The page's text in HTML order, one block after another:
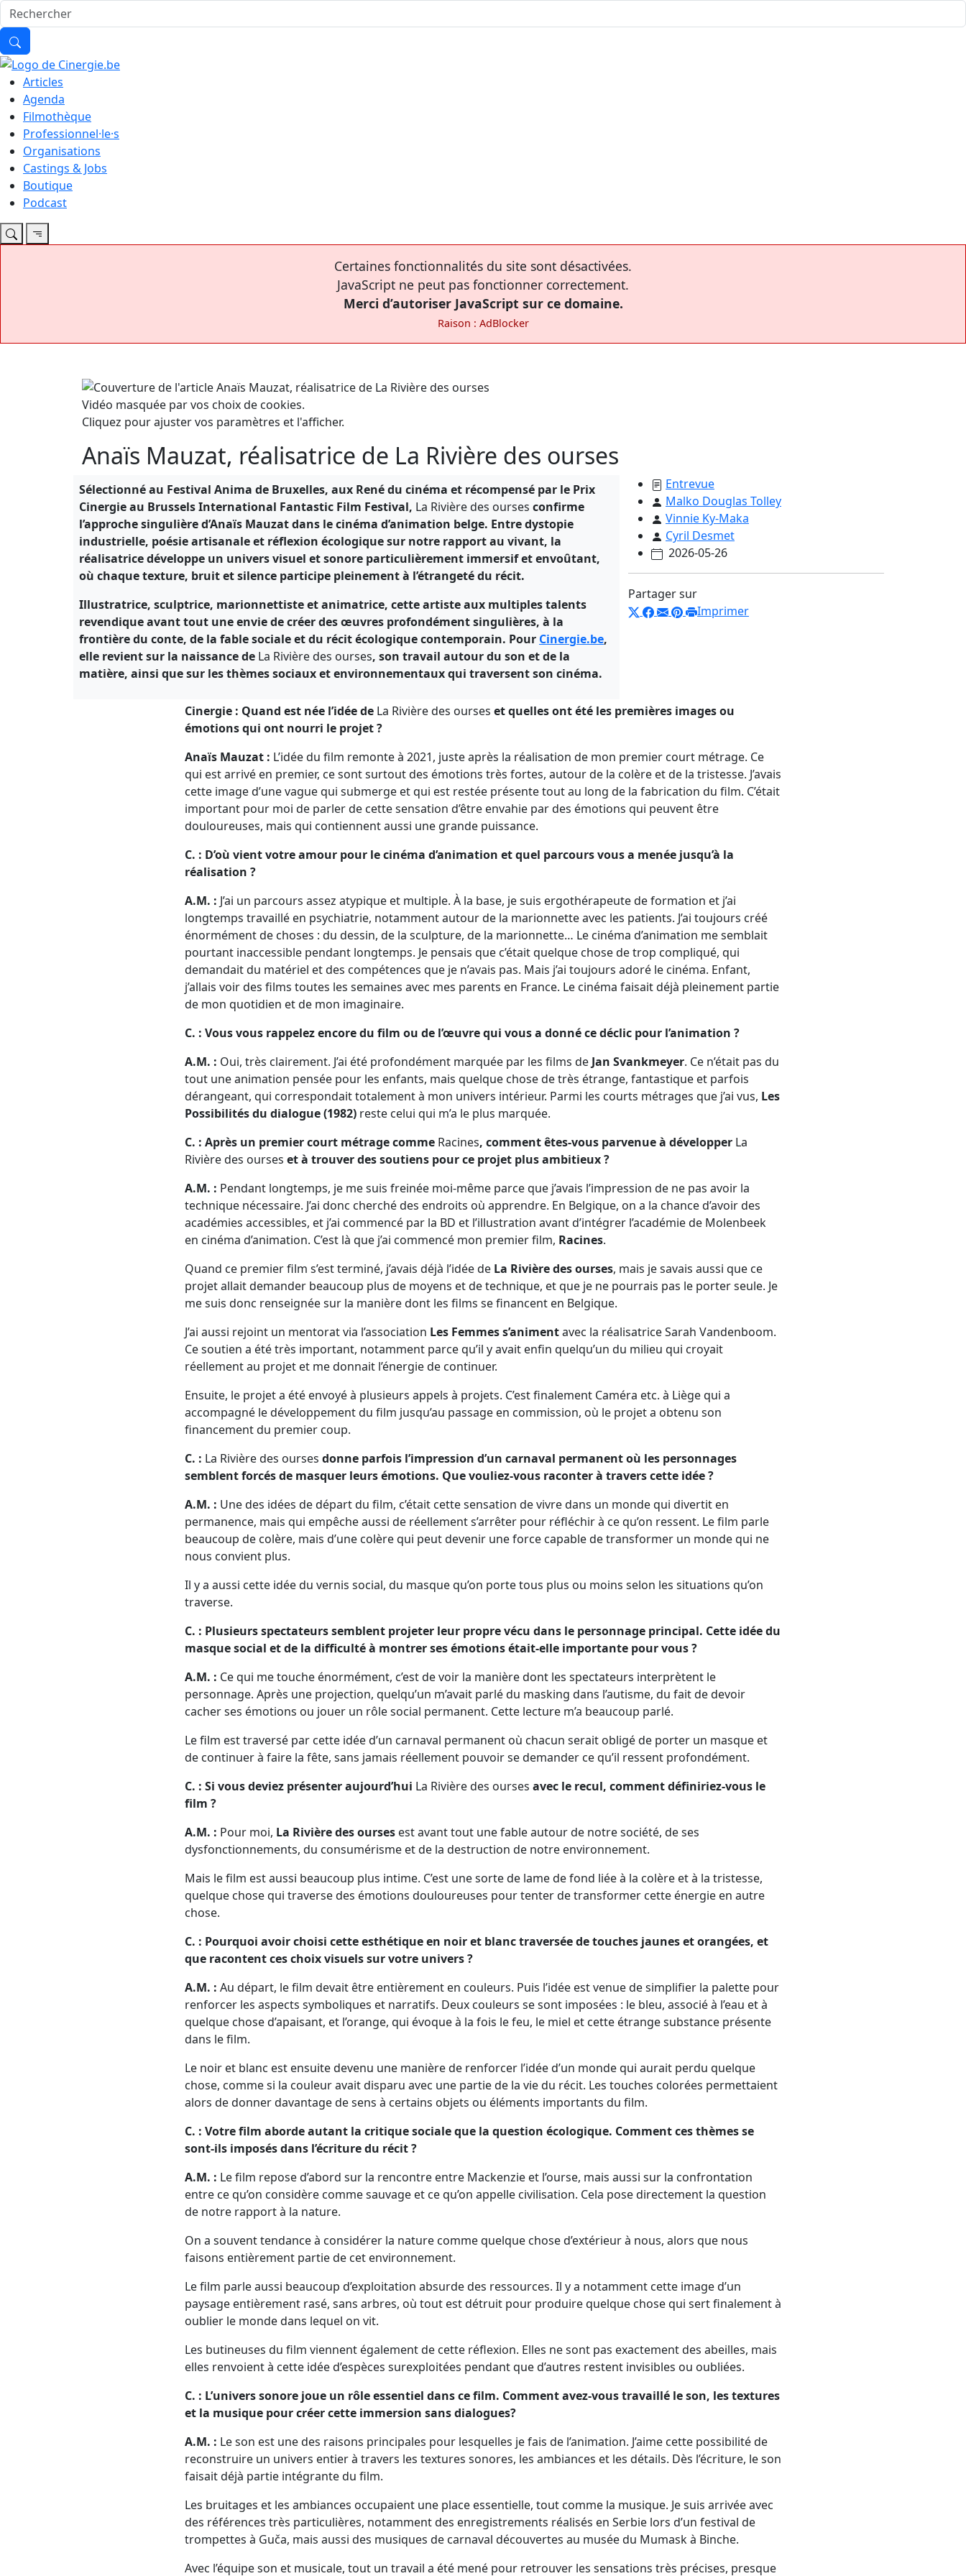
Articles
Agenda
Filmothèque
Professionnel·le·s
Organisations
Castings & Jobs
Boutique
Podcast
Certaines fonctionnalités du site sont désactivées.
JavaScript ne peut pas fonctionner correctement.
Merci d’autoriser JavaScript sur ce domaine.
Raison : AdBlocker
Vidéo masquée par vos choix de cookies.
Cliquez pour ajuster vos paramètres et l'afficher.
Anaïs Mauzat, réalisatrice de La Rivière des ourses
Sélectionné au Festival Anima de Bruxelles, aux René du cinéma et récompensé par le Prix
Cinergie au Brussels International Fantastic Film Festival, La Rivière des ourses confirme
l’approche singulière d’Anaïs Mauzat dans le cinéma d’animation belge. Entre dystopie
industrielle, poésie artisanale et réflexion écologique sur notre rapport au vivant, la
réalisatrice développe un univers visuel et sonore particulièrement immersif et envoûtant,
où chaque texture, bruit et silence participe pleinement à l’étrangeté du récit.
Illustratrice, sculptrice, marionnettiste et animatrice, cette artiste aux multiples talents
revendique avant tout une envie de créer des œuvres profondément singulières, à la
frontière du conte, de la fable sociale et du récit écologique contemporain. Pour Cinergie.be,
elle revient sur la naissance de La Rivière des ourses, son travail autour du son et de la
matière, ainsi que sur les thèmes sociaux et environnementaux qui traversent son cinéma.
Entrevue
Malko Douglas Tolley
Vinnie Ky-Maka
Cyril Desmet
2026-05-26
Partager sur
Imprimer
Cinergie : Quand est née l’idée de La Rivière des ourses et quelles ont été les premières images ou
émotions qui ont nourri le projet ?
Anaïs Mauzat : L’idée du film remonte à 2021, juste après la réalisation de mon premier court métrage. Ce
qui est arrivé en premier, ce sont surtout des émotions très fortes, autour de la colère et de la tristesse. J’avais
cette image d’une vague qui submerge et qui est restée présente tout au long de la fabrication du film. C’était
important pour moi de parler de cette sensation d’être envahie par des émotions qui peuvent être
douloureuses, mais qui contiennent aussi une grande puissance.
C. : D’où vient votre amour pour le cinéma d’animation et quel parcours vous a menée jusqu’à la
réalisation ?
A.M. : J’ai un parcours assez atypique et multiple. À la base, je suis ergothérapeute de formation et j’ai
longtemps travaillé en psychiatrie, notamment autour de la marionnette avec les patients. J’ai toujours créé
énormément de choses : du dessin, de la sculpture, de la marionnette… Le cinéma d’animation me semblait
pourtant inaccessible pendant longtemps. Je pensais que c’était quelque chose de trop compliqué, qui
demandait du matériel et des compétences que je n’avais pas. Mais j’ai toujours adoré le cinéma. Enfant,
j’allais voir des films toutes les semaines avec mes parents en France. Le cinéma faisait déjà pleinement partie
de mon quotidien et de mon imaginaire.
C. : Vous vous rappelez encore du film ou de l’œuvre qui vous a donné ce déclic pour l’animation ?
A.M. : Oui, très clairement. J’ai été profondément marquée par les films deJan Svankmeyer. Ce n’était pas du
tout une animation pensée pour les enfants, mais quelque chose de très étrange, fantastique et parfois
dérangeant, qui correspondait totalement à mon univers intérieur. Parmi les courts métrages que j’ai vus, Les
Possibilités du dialogue (1982)reste celui qui m’a le plus marquée.
C. : Après un premier court métrage comme Racines, comment êtes-vous parvenue à développer La
Rivière des ourses et à trouver des soutiens pour ce projet plus ambitieux ?
A.M. : Pendant longtemps, je me suis freinée moi-même parce que j’avais l’impression de ne pas avoir la
technique nécessaire. J’ai donc cherché des endroits où apprendre. En Belgique, on a la chance d’avoir des
académies accessibles, et j’ai commencé par la BD et l’illustration avant d’intégrer l’académie de Molenbeek
en cinéma d’animation. C’est là que j’ai commencé mon premier film, Racines.
Quand ce premier film s’est terminé, j’avais déjà l’idée de La Rivière des ourses, mais je savais aussi que ce
projet allait demander beaucoup plus de moyens et de technique, et que je ne pourrais pas le porter seule. Je
me suis donc renseignée sur la manière dont les films se financent en Belgique.
J’ai aussi rejoint un mentorat via l’association Les Femmes s’animentavec la réalisatrice Sarah Vandenboom.
Ce soutien a été très important, notamment parce qu’il y avait enfin quelqu’un du milieu qui croyait
réellement au projet et me donnait l’énergie de continuer.
Ensuite, le projet a été envoyé à plusieurs appels à projets. C’est finalement Caméra etc. à Liège qui a
accompagné le développement du film jusqu’au passage en commission, où le projet a obtenu son
financement du premier coup.
C. : La Rivière des ourses donne parfois l’impression d’un carnaval permanent où les personnages
semblent forcés de masquer leurs émotions. Que vouliez-vous raconter à travers cette idée ?
A.M. : Une des idées de départ du film, c’était cette sensation de vivre dans un monde qui divertit en
permanence, mais qui empêche aussi de réellement s’arrêter pour réfléchir à ce qu’on ressent. Le film parle
beaucoup de colère, mais d’une colère qui peut devenir une force capable de transformer un monde qui ne
nous convient plus.
Il y a aussi cette idée du vernis social, du masque qu’on porte tous plus ou moins selon les situations qu’on
traverse.
C. : Plusieurs spectateurs semblent projeter leur propre vécu dans le personnage principal. Cette idée du
masque social et de la difficulté à montrer ses émotions était-elle importante pour vous ?
A.M. : Ce qui me touche énormément, c’est de voir la manière dont les spectateurs interprètent le
personnage. Après une projection, quelqu’un m’avait parlé du masking dans l’autisme, du fait de devoir
cacher ses émotions ou jouer un rôle social permanent. Cette lecture m’a beaucoup parlé.
Le film est traversé par cette idée d’un carnaval permanent où chacun serait obligé de porter un masque et
de continuer à faire la fête, sans jamais réellement pouvoir se demander ce qu’il ressent profondément.
C. : Si vous deviez présenter aujourd’hui La Rivière des ourses avec le recul, comment définiriez-vous le
film ?
A.M. : Pour moi, La Rivière des oursesest avant tout une fable autour de notre société, de ses
dysfonctionnements, du consumérisme et de la destruction de notre environnement.
Mais le film est aussi beaucoup plus intime. C’est une sorte de lame de fond liée à la colère et à la tristesse,
quelque chose qui traverse des émotions douloureuses pour tenter de transformer cette énergie en autre
chose.
C. : Pourquoi avoir choisi cette esthétique en noir et blanc traversée de touches jaunes et orangées, et
que racontent ces choix visuels sur votre univers ?
A.M. : Au départ, le film devait être entièrement en couleurs. Puis l’idée est venue de simplifier la palette pour
renforcer les aspects symboliques et narratifs. Deux couleurs se sont imposées : le bleu, associé à l’eau et à
quelque chose d’apaisant, et l’orange, qui évoque à la fois le feu, le miel et cette étrange substance présente
dans le film.
Le noir et blanc est ensuite devenu une manière de renforcer l’idée d’un monde qui aurait perdu quelque
chose, comme si la couleur avait disparu avec une partie de la vie du récit. Les touches colorées permettaient
alors de donner davantage de sens à certains objets ou éléments importants du film.
C. : Votre film aborde autant la critique sociale que la question écologique. Comment ces thèmes se
sont-ils imposés dans l’écriture du récit ?
A.M. : Le film repose d’abord sur la rencontre entre Mackenzie et l’ourse, mais aussi sur la confrontation
entre ce qu’on considère comme sauvage et ce qu’on appelle civilisation. Cela pose directement la question
de notre rapport à la nature.
On a souvent tendance à considérer la nature comme quelque chose d’extérieur à nous, alors que nous
faisons entièrement partie de cet environnement.
Le film parle aussi beaucoup d’exploitation absurde des ressources. Il y a notamment cette image d’un
paysage entièrement rasé, sans arbres, où tout est détruit pour produire quelque chose qui sert finalement à
oublier le monde dans lequel on vit.
Les butineuses du film viennent également de cette réflexion. Elles ne sont pas exactement des abeilles, mais
elles renvoient à cette idée d’espèces surexploitées pendant que d’autres restent invisibles ou oubliées.
C. : L’univers sonore joue un rôle essentiel dans ce film. Comment avez-vous travaillé le son, les textures
et la musique pour créer cette immersion sans dialogues?
A.M. : Le son est une des raisons principales pour lesquelles je fais de l’animation. J’aime cette possibilité de
reconstruire un univers entier à travers les textures sonores, les ambiances et les détails. Dès l’écriture, le son
faisait déjà partie intégrante du film.
Les bruitages et les ambiances occupaient une place essentielle, tout comme la musique. Je suis arrivée avec
des références très particulières, notamment des enregistrements réalisés en Serbie lors d’un festival de
trompettes à Guča, mais aussi des musiques de carnaval découvertes au musée du Mumask à Binche.
Avec l’équipe son et musicale, tout un travail a été mené pour retrouver les sensations très précises, presque